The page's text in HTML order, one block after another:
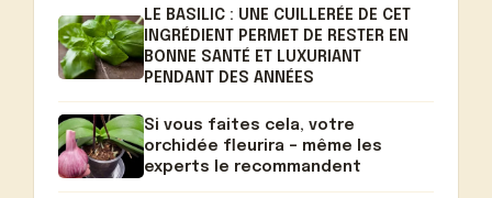
LE BASILIC : UNE CUILLERÉE DE CET
INGRÉDIENT PERMET DE RESTER EN
BONNE SANTÉ ET LUXURIANT
PENDANT DES ANNÉES
Si vous faites cela, votre
orchidée fleurira – même les
experts le recommandent